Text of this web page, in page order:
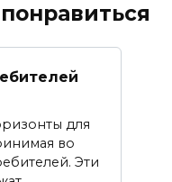
для
во
Эти